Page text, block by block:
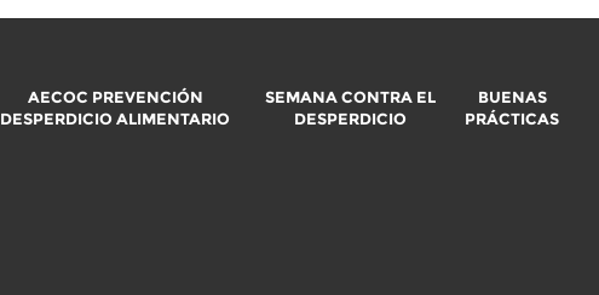
AECOC PREVENCIÓN
DESPERDICIO ALIMENTARIO
SEMANA CONTRA EL
DESPERDICIO
BUENAS
PRÁCTICAS